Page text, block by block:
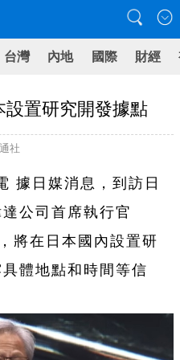
台灣 內地 國際 財經
置研究開發據點
社
據日媒消息，到訪日
公司首席執行官
將在日本國內設置研
體地點和時間等信